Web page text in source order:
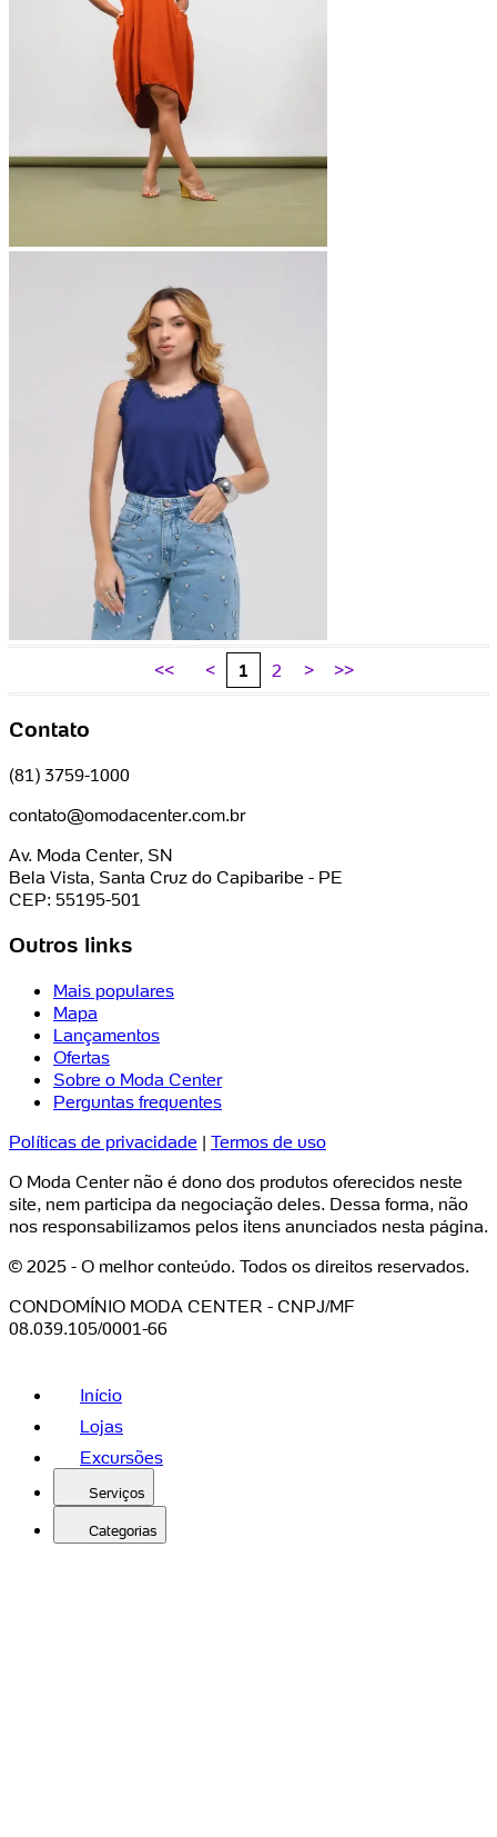
<< < 1 2 > >>
Contato
(81) 3759-1000
contato@omodacenter.com.br
Av. Moda Center, SN
Bela Vista, Santa Cruz do Capibaribe - PE
CEP: 55195-501
Outros links
Mais populares
Mapa
Lançamentos
Ofertas
Sobre o Moda Center
Perguntas frequentes
Políticas de privacidade | Termos de uso
O Moda Center não é dono dos produtos oferecidos neste
site, nem participa da negociação deles. Dessa forma, não
nos responsabilizamos pelos itens anunciados nesta página.
© 2025 - O melhor conteúdo. Todos os direitos reservados.
CONDOMÍNIO MODA CENTER - CNPJ/MF
08.039.105/0001-66
Início
Lojas
Excursões
Serviços
Categorias